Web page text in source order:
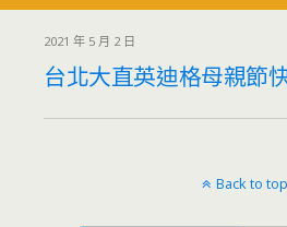
2021 年 5 月 2 日
台北大直英迪格母親節
Back to top